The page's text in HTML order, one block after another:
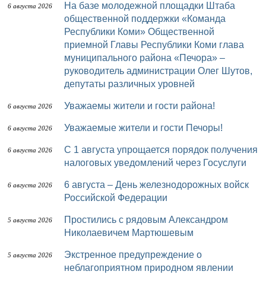
6 августа 2026
На базе молодежной площадки Штаба
общественной поддержки «Команда
Республики Коми» Общественной
приемной Главы Республики Коми глава
муниципального района «Печора» –
руководитель администрации Олег Шутов,
депутаты различных уровней
6 августа 2026 Уважаемы жители и гости района!
6 августа 2026 Уважаемые жители и гости Печоры!
6 августа 2026
С 1 августа упрощается порядок получения
налоговых уведомлений через Госуслуги
6 августа 2026
6 августа – День железнодорожных войск
Российской Федерации
5 августа 2026
Простились с рядовым Александром
Николаевичем Мартюшевым
5 августа 2026
Экстренное предупреждение о
неблагоприятном природном явлении